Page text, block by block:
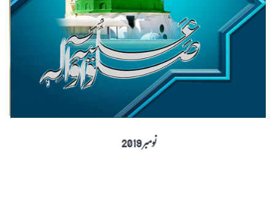
نومبر 2019